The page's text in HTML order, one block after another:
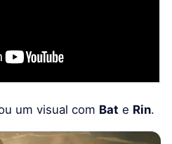
um visual com Bat e Rin.